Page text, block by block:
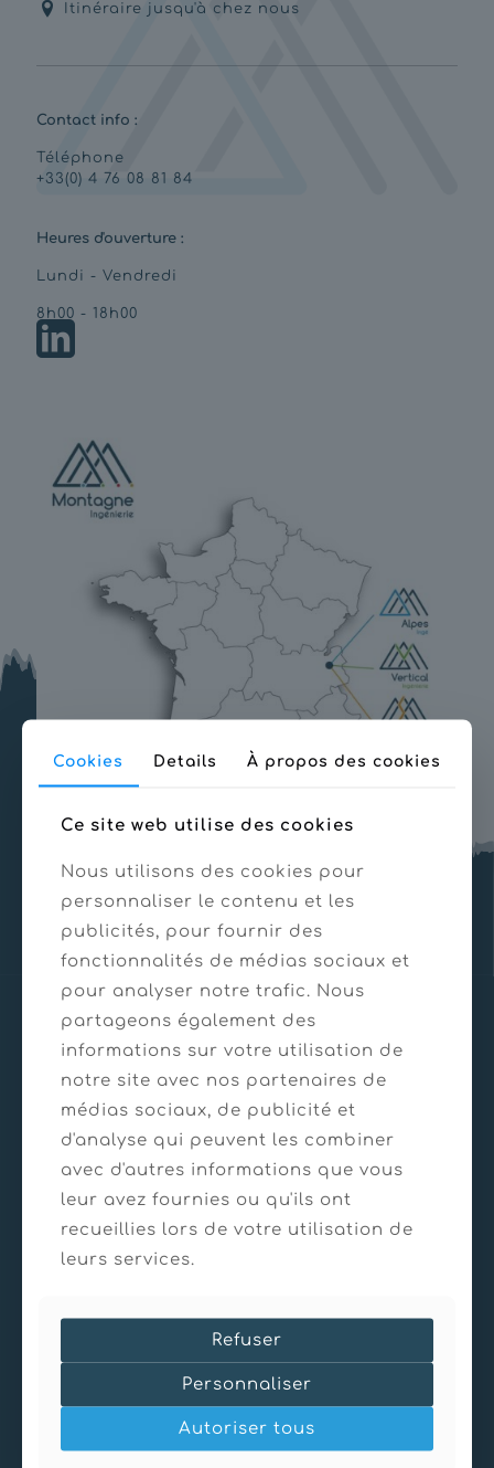
Itinéraire jusqu'à chez nous
Contact info :
Téléphone
+33(0) 4 76 08 81 84
Heures d'ouverture :
Lundi - Vendredi
8h00 - 18h00
Cookies Details À propos des cookies
Ce site web utilise des cookies
Nous utilisons des cookies pour
personnaliser le contenu et les
publicités, pour fournir des
fonctionnalités de médias sociaux et
pour analyser notre trafic. Nous
partageons également des
informations sur votre utilisation de
notre site avec nos partenaires de
médias sociaux, de publicité et
d'analyse qui peuvent les combiner
avec d'autres informations que vous
leur avez fournies ou qu'ils ont
recueillies lors de votre utilisation de
leurs services.
Refuser
Personnaliser
Autoriser tous